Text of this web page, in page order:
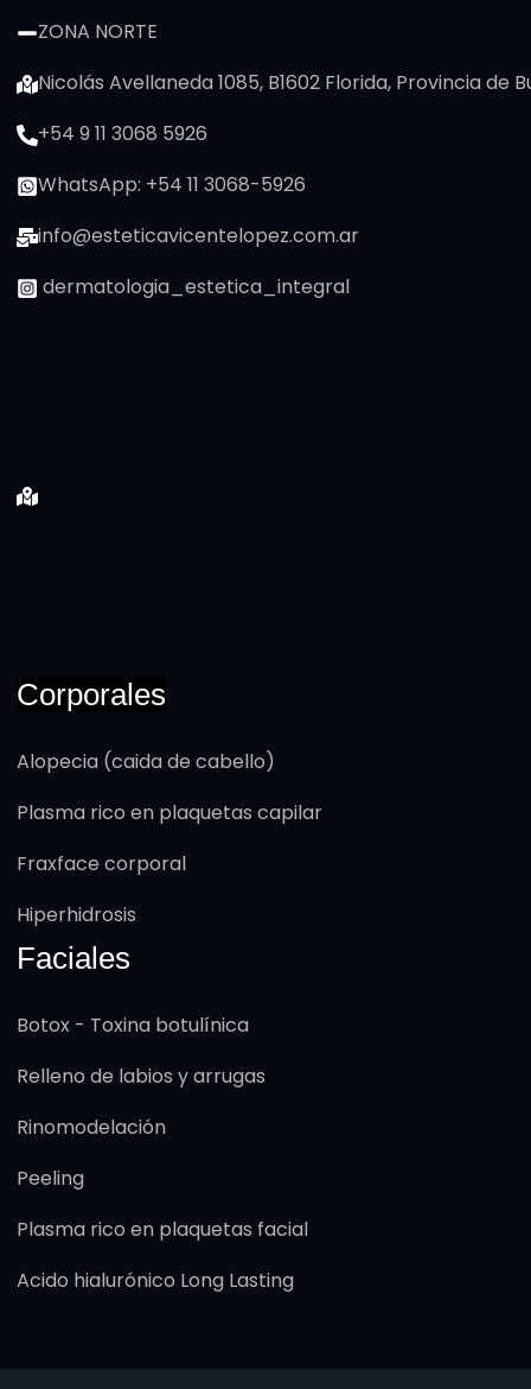
ZONA NORTE
Nicolás Avellaneda 1085, B1602 Florida, Provincia de
+54 9 11 3068 5926
WhatsApp: +54 11 3068-5926
info@esteticavicentelopez.com.ar
dermatologia_estetica_integral
Corporales
Alopecia (caida de cabello)
Plasma rico en plaquetas capilar
Fraxface corporal
Hiperhidrosis
Faciales
Botox - Toxina botulínica
Relleno de labios y arrugas
Rinomodelación
Peeling
Plasma rico en plaquetas facial
Acido hialurónico Long Lasting